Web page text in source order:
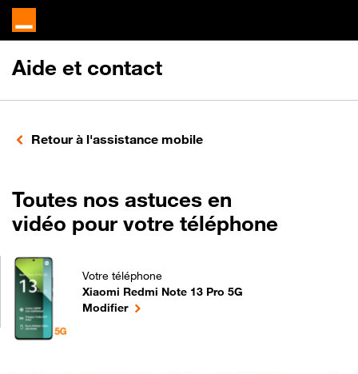
Aide et contact
Retour à l'assistance mobile
Toutes nos astuces en
vidéo pour votre téléphone
Votre téléphone
Xiaomi Redmi Note 13 Pro 5G
Toutes nos astuces en vidéo pour votre
Modifierle téléphone sélectionné